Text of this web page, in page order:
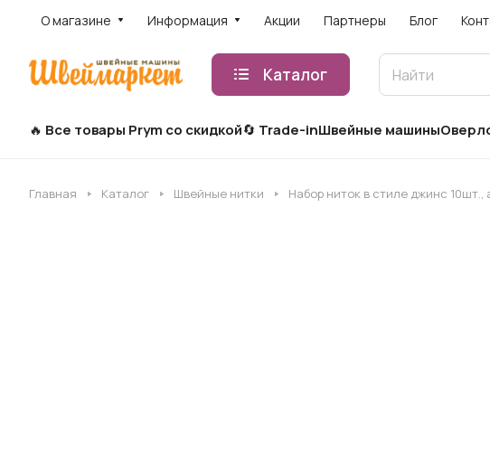
О магазине Информация Акции Партнеры Блог
Каталог
Все товары Prym со скидкой Trade-inШвейные машины
Главная Каталог Швейные нитки Набор ниток в стиле джинс 10шт.,